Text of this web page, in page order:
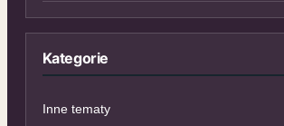
Kategorie
Inne tematy